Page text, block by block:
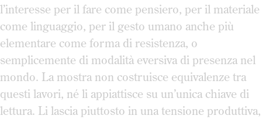
l’interesse per il fare come pensiero, per il materiale
come linguaggio, per il gesto umano anche più
elementare come forma di resistenza, o
semplicemente di modalità eversiva di presenza nel
mondo. La mostra non costruisce equivalenze tra
questi lavori, né li appiattisce su un’unica chiave di
lettura. Li lascia piuttosto in una tensione produttiva,